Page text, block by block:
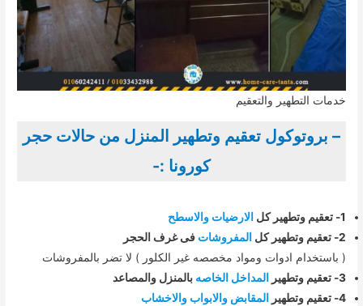
خدمات التطهير والتعقيم
– بروتوكول تعقيم وتطهير المنزل من حالات حجر
كورونا :-
1- تعقيم وتطهير كل
الارضيات والاسطح
2- تعقيم وتطهير كل
المفروشاتفى غرف الحجر
( باستخدام ادوات ومواد مخصصه غير الكلور ) لا تضر بالمفروشات
3- تعقيم وتطهير
المداخل الخاصهبالمنزل والمصاعد
4- تعقيم وتطهير
المقابض والابواب والاخشاب